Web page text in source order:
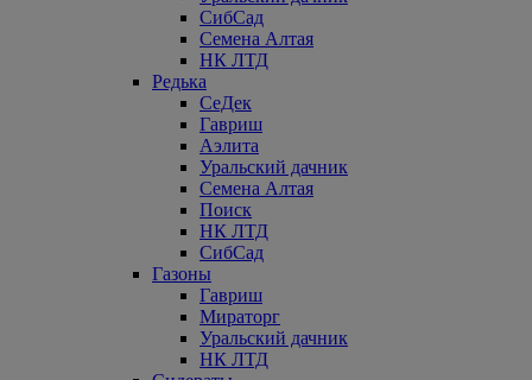
СибСад
Семена Алтая
НК ЛТД
Редька
СеДек
Гавриш
Аэлита
Уральский дачник
Семена Алтая
Поиск
НК ЛТД
СибСад
Газоны
Гавриш
Мираторг
Уральский дачник
НК ЛТД